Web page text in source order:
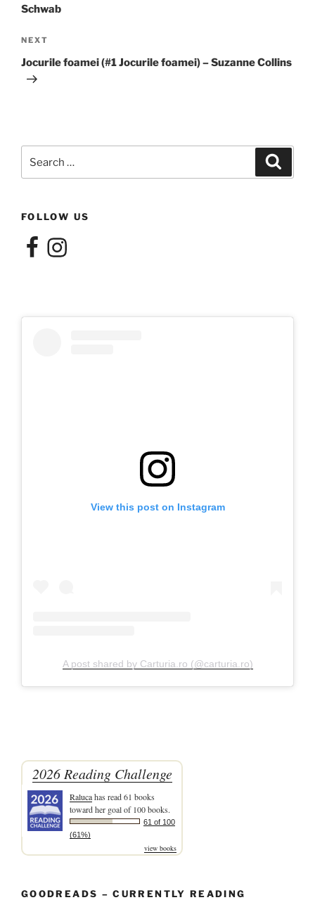
Schwab
Next
Post
NEXT
Jocurile foamei (#1 Jocurile foamei) – Suzanne Collins
for:
FOLLOW US
FacebookInstagram
View this post on Instagram
A post shared by Carturia.ro (@carturia.ro)
2026 Reading Challenge
Ralucahas read 61 books
toward her goal of 100 books.
61 of 100
(61%)
view books
GOODREADS – CURRENTLY READING